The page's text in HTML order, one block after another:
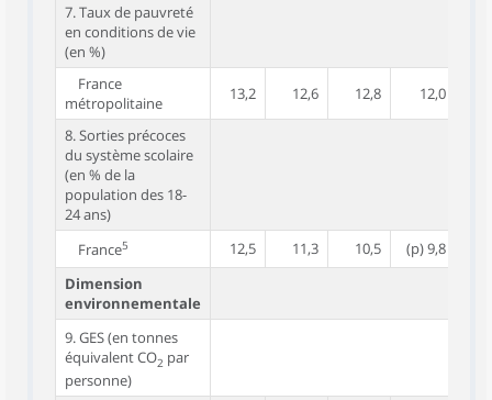
7. Taux de pauvreté
en conditions de vie
(en %)
France
métropolitaine
13,2 12,6 12,8 12,0
8. Sorties précoces
du système scolaire
(en % de la
population des 18-
24 ans)
France5 12,5 11,3 10,5 (p) 9,8
Dimension
environnementale
9. GES(en tonnes
équivalent CO2 par
personne)